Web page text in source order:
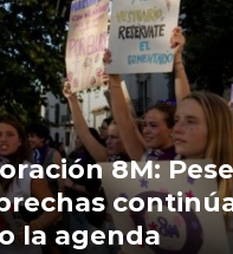
8M:
la agenda